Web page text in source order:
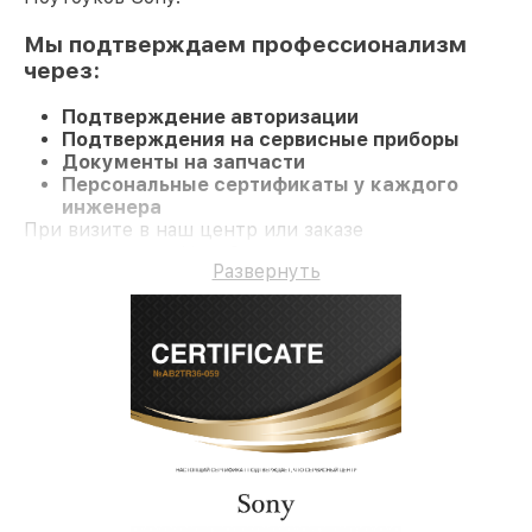
Мы подтверждаем профессионализм
через:
Подтверждение авторизации
Подтверждения на сервисные приборы
Документы на запчасти
Персональные сертификаты у каждого
инженера
При визите в наш центр или заказе
компетентное обслуживание и гарантию на все
работы и комплектующие.
Развернуть